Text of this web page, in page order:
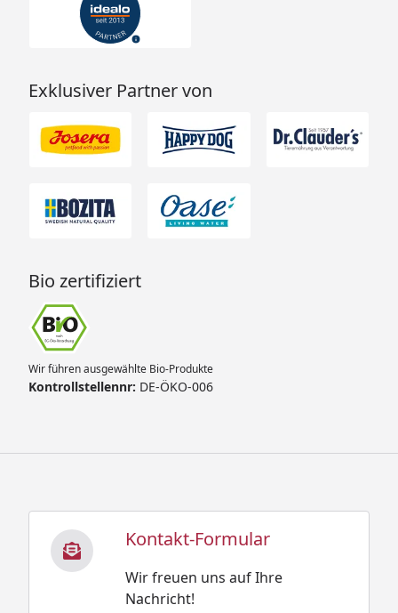
Exklusiver Partner von
Bio zertifiziert
Wir führen ausgewählte Bio-Produkte
Kontrollstellennr: DE-ÖKO-006
Kontakt-Formular
Wir freuen uns auf Ihre
Nachricht!